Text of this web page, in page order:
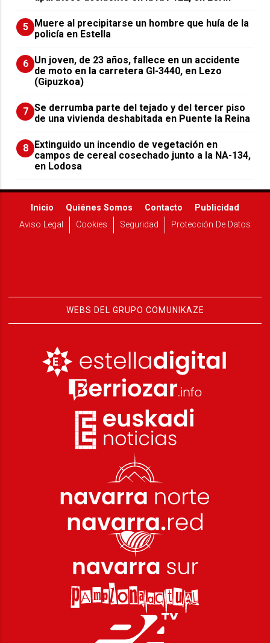
5
Muere al precipitarse un hombre que huía de la
policía en Estella
6 Un joven, de 23 años, fallece en un accidente
de moto en la carretera GI-3440, en Lezo
(Gipuzkoa)
7 Se derrumba parte del tejado y del tercer piso
de una vivienda deshabitada en Puente la Reina
8
Extinguido un incendio de vegetación en
campos de cereal cosechado junto a la NA-134,
en Lodosa
Inicio Quiénes Somos Contacto
Publicidad
Aviso Legal
Cookies Seguridad Protección De Datos
WEBS DEL GRUPO COMUNIKAZE